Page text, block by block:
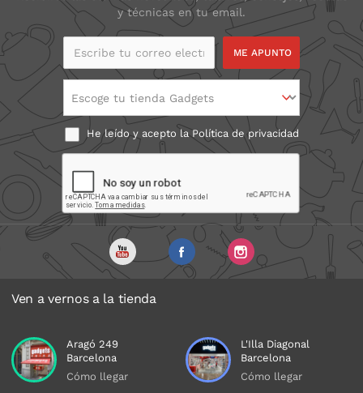
y técnicas en tu email.
Escribe tu correo
Escoge tu tienda Gadgets
He leído y acepto laPolítica de privacidad
Ven a vernos a la tienda
Aragó 249
Barcelona
Cómo llegar
L'Illa Diagonal
Barcelona
Cómo llegar